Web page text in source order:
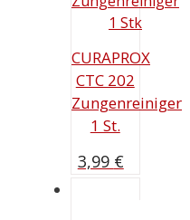
CURAPROX
CTC 202
Zungenreiniger
1 St.
3,99 €